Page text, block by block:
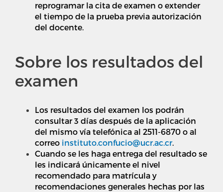
reprogramar la cita de examen o extender
el tiempo de la prueba previa autorización
del docente.
Sobre los resultados del
examen
Los resultados del examen los podrán
consultar 3 días después de la aplicación
del mismo vía telefónica al 2511-6870 o al
correo instituto.confucio@ucr.ac.cr.
Cuando se les haga entrega del resultado se
les indicará únicamente el nivel
recomendado para matrícula y
recomendaciones generales hechas por las